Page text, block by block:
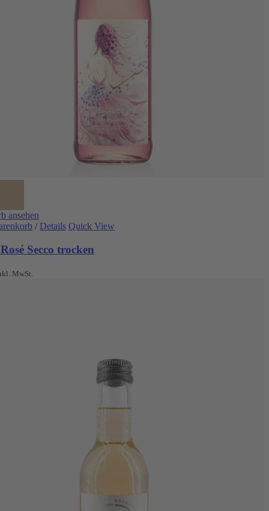
ansehen
/ Details Quick View
Secco trocken
MwSt.